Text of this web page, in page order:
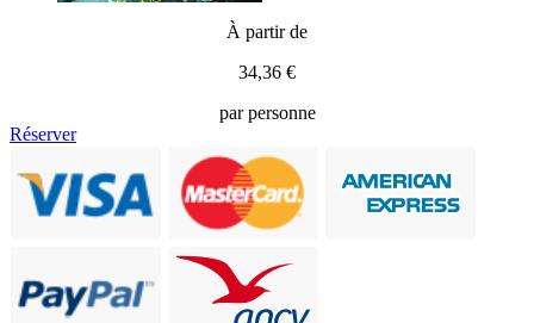
À partir de
34,36 €
par personne
Réserver